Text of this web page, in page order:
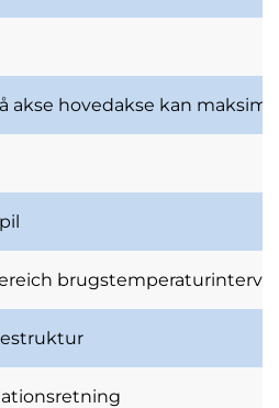
akse hovedakse kan
brugstemperaturinterval